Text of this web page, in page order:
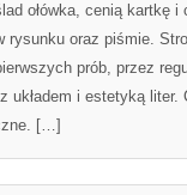
ołówka, cenią kartkę i
rysunku oraz piśmie.
prób, przez
układem i estetyką
[…]